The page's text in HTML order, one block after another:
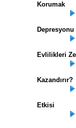
Korumak
Evlilikleri
Kazandırır?
Etkisi